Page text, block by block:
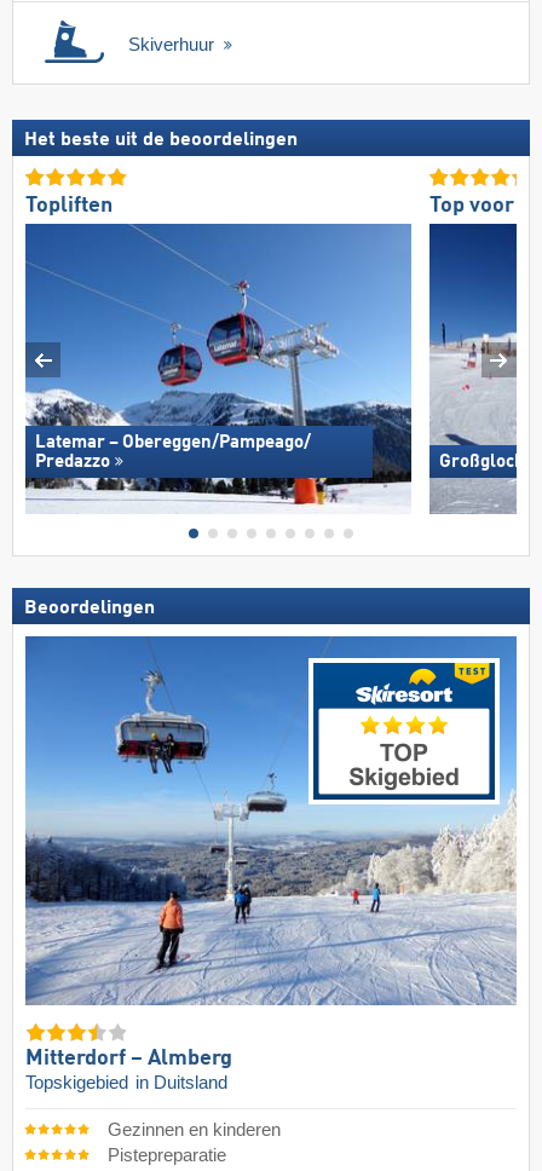
Skiverhuur
Het beste uit de beoordelingen
Topliften
Latemar – Obereggen/​Pampeago/​
Predazzo
Top voor
Beoordelingen
Mitterdorf – Almberg
Topskigebied in Duitsland
Gezinnen en kinderen
Pistepreparatie